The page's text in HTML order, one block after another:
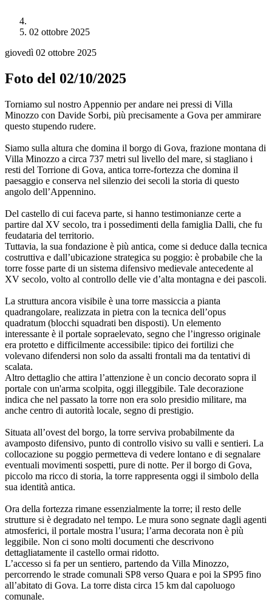
02 ottobre 2025
giovedì 02 ottobre 2025
Foto del 02/10/2025
Torniamo sul nostro Appennio per andare nei pressi di Villa
Minozzo con Davide Sorbi, più precisamente a Gova per ammirare
questo stupendo rudere.
Siamo sulla altura che domina il borgo di Gova, frazione montana di
Villa Minozzo a circa 737 metri sul livello del mare, si stagliano i
resti del Torrione di Gova, antica torre-fortezza che domina il
paesaggio e conserva nel silenzio dei secoli la storia di questo
angolo dell’Appennino.
Del castello di cui faceva parte, si hanno testimonianze certe a
partire dal XV secolo, tra i possedimenti della famiglia Dalli, che fu
feudataria del territorio.
Tuttavia, la sua fondazione è più antica, come si deduce dalla tecnica
costruttiva e dall’ubicazione strategica su poggio: è probabile che la
torre fosse parte di un sistema difensivo medievale antecedente al
XV secolo, volto al controllo delle vie d’alta montagna e dei pascoli.
La struttura ancora visibile è una torre massiccia a pianta
quadrangolare, realizzata in pietra con la tecnica dell’opus
quadratum (blocchi squadrati ben disposti). Un elemento
interessante è il portale sopraelevato, segno che l’ingresso originale
era protetto e difficilmente accessibile: tipico dei fortilizi che
volevano difendersi non solo da assalti frontali ma da tentativi di
scalata.
Altro dettaglio che attira l’attenzione è un concio decorato sopra il
portale con un'arma scolpita, oggi illeggibile. Tale decorazione
indica che nel passato la torre non era solo presidio militare, ma
anche centro di autorità locale, segno di prestigio.
Situata all’ovest del borgo, la torre serviva probabilmente da
avamposto difensivo, punto di controllo visivo su valli e sentieri. La
collocazione su poggio permetteva di vedere lontano e di segnalare
eventuali movimenti sospetti, pure di notte. Per il borgo di Gova,
piccolo ma ricco di storia, la torre rappresenta oggi il simbolo della
sua identità antica.
Ora della fortezza rimane essenzialmente la torre; il resto delle
strutture si è degradato nel tempo. Le mura sono segnate dagli agenti
atmosferici, il portale mostra l’usura; l’arma decorata non è più
leggibile. Non ci sono molti documenti che descrivono
dettagliatamente il castello ormai ridotto.
L’accesso si fa per un sentiero, partendo da Villa Minozzo,
percorrendo le strade comunali SP8 verso Quara e poi la SP95 fino
all’abitato di Gova. La torre dista circa 15 km dal capoluogo
comunale.